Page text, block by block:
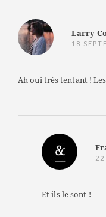
Larry
18
Ah oui très tentant !
22
Et ils le sont !